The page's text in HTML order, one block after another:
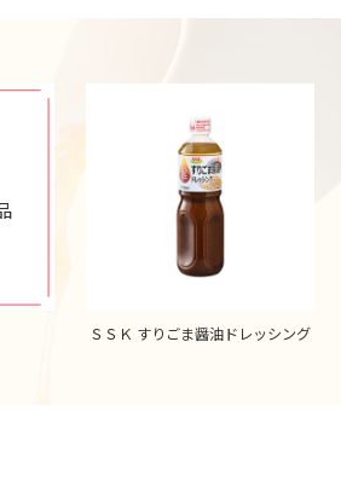
ＳＳＫ すりごま醤油ドレッシング